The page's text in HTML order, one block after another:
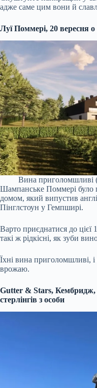
адже саме цим вони й
Луї Поммері, 20 вересня о
Вина приголомшливі
Шампанське Поммері
домом, який випустив
Пінглстоун у Гемпширі.
Варто приєднатися до цієї
такі ж рідкісні, як зуби
Їхні вина приголомшливі,
врожаю.
Gutter & Stars, Кембридж,
стерлінгів з особи